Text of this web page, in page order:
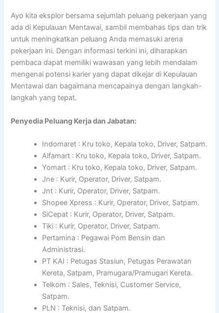
Ayo kita eksplor bersama sejumlah peluang pekerjaan yang
ada di Kepulauan Mentawai, sambil membahas tips dan trik
untuk meningkatkan peluang Anda memasuki arena
pekerjaan ini. Dengan informasi terkini ini, diharapkan
pembaca dapat memiliki wawasan yang lebih mendalam
mengenai potensi karier yang dapat dikejar di Kepulauan
Mentawai dan bagaimana mencapainya dengan langkah-
langkah yang tepat.
Penyedia Peluang Kerja dan Jabatan:
Indomaret : Kru toko, Kepala toko, Driver, Satpam.
Alfamart : Kru toko, Kepala toko, Driver, Satpam.
Yomart : Kru toko, Kepala toko, Driver, Satpam.
Jne : Kurir, Operator, Driver, Satpam.
Jnt : Kurir, Operator, Driver, Satpam.
Shopee Xpress : Kurir, Operator, Driver, Satpam.
SiCepat : Kurir, Operator, Driver, Satpam.
Tiki : Kurir, Operator, Driver, Satpam.
Pertamina : Pegawai Pom Bensin dan
Administrasi.
PT KAI : Petugas Stasiun, Petugas Perawatan
Kereta, Satpam, Pramugara/Pramugari Kereta.
Telkom : Sales, Teknisi, Customer Service,
Satpam.
PLN : Teknisi, dan Satpam.